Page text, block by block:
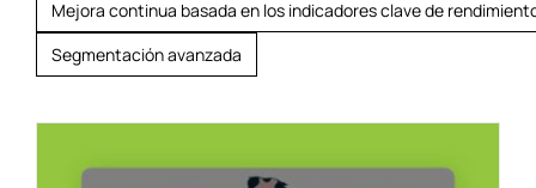
Mejora continua basada en los indicadores clave de
Segmentación avanzada